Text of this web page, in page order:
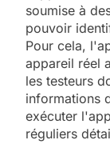
soumise à
pouvoir
Pour cela,
appareil réel
les testeurs
informations
exécuter
réguliers